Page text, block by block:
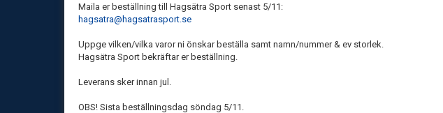
Maila er beställning till Hagsätra Sport senast 5/11:
hagsatra@hagsatrasport.se
Uppge vilken/vilka varor ni önskar beställa samt namn/nummer & ev storlek.
Hagsätra Sport bekräftar er beställning.
Leverans sker innan jul.
OBS! Sista beställningsdag söndag 5/11.